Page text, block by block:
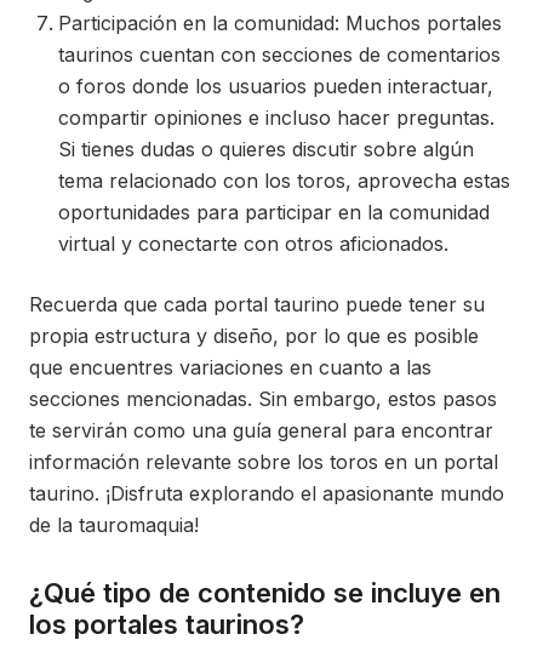
Participación en la comunidad: Muchos portales
taurinos cuentan con secciones de comentarios
o foros donde los usuarios pueden interactuar,
compartir opiniones e incluso hacer preguntas.
Si tienes dudas o quieres discutir sobre algún
tema relacionado con los toros, aprovecha estas
oportunidades para participar en la comunidad
virtual y conectarte con otros aficionados.
Recuerda que cada portal taurino puede tener su
propia estructura y diseño, por lo que es posible
que encuentres variaciones en cuanto a las
secciones mencionadas. Sin embargo, estos pasos
te servirán como una guía general para encontrar
información relevante sobre los toros en un portal
taurino. ¡Disfruta explorando el apasionante mundo
de la tauromaquia!
¿Qué tipo de contenido se incluye en
los portales taurinos?